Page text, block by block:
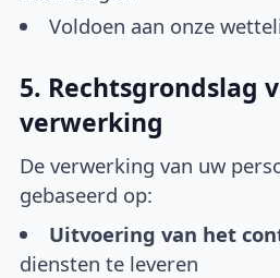
Voldoen aan onze
5. Rechtsgrondslag
verwerking
De verwerking van uw
gebaseerd op:
Uitvoering van het
diensten te leveren